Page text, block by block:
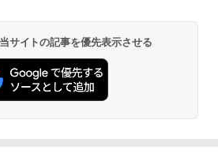
サイトの記事を優先表示させる